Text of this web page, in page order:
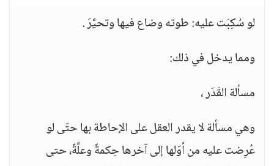
لو سُكِبَت عليه: طوته وضاع فيها وتحيَّرَ .
ومما يدخل في ذلك:
مسألة القَدَر ،
وهي مسألة لا يقدر العقل على الإحاطة بها حتّى لو
عُرِضت عليه من أوّلها إلى آخرها حِكمةً وعلَّةً، حتى